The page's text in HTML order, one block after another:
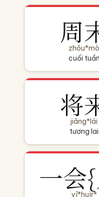
周
zhōu*mò
cuối tuần
将
jiāng*lái
tương lai
一会
yī*huìr*